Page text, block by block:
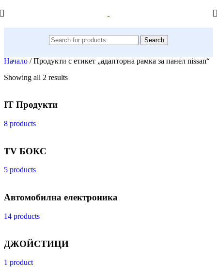
Search
Начало / Продукти с етикет „адапторна рамка за панел nissan“
Showing all 2 results
IT Продукти
8 products
TV БОКС
5 products
Автомобилна електроника
14 products
ДЖОЙСТИЦИ
1 product